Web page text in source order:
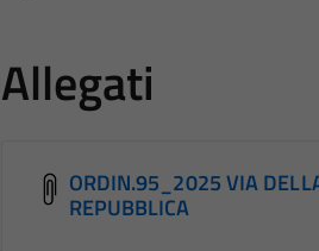
Allegati
ORDIN.95_2025 VIA
REPUBBLICA